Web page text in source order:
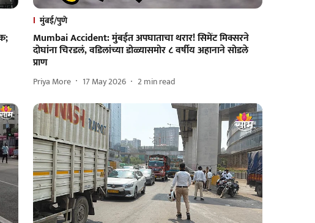
मुंबई/पुणे
Mumbai Accident: मुंबईत अपघाताचा थरार! सिमेंट मिक्सरने
दोघांना चिरडलं, वडिलांच्या डोळ्यासमोर ८ वर्षीय अहानाने सोडले
प्राण
Priya More 17 May 2026 2min read